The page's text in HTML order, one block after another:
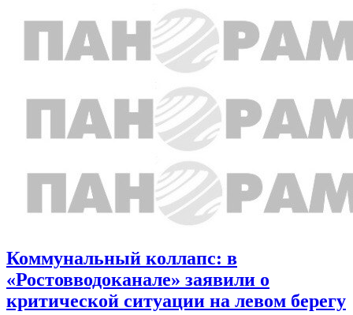
Коммунальный коллапс: в
«Ростовводоканале» заявили о
критической ситуации на левом берегу